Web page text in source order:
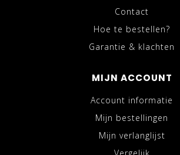
Contact
Hoe te bestellen?
Garantie & klachten
MIJN ACCOUNT
Account informatie
Mijn bestellingen
Mijn verlanglijst